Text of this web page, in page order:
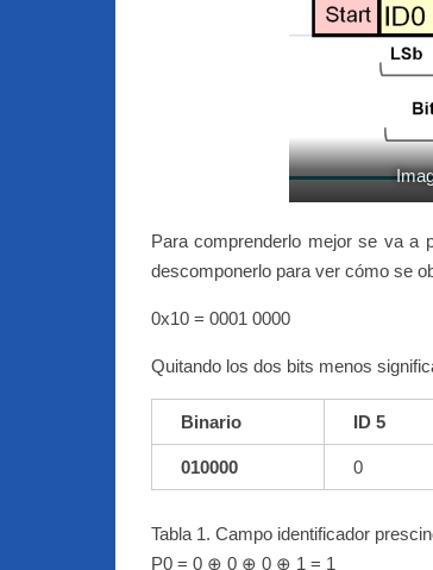
Para comprenderlo mejor se va a
descomponerlo para ver cómo se
0x10 = 0001 0000
Quitando los dos bits menos
Binario ID 5
010000 0
Tabla 1. Campo identificador
P0 = 0 ⊕ 0 ⊕ 0 ⊕ 1 = 1